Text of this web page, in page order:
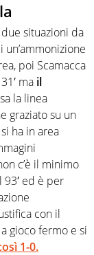
situazioni da
un’ammonizione
poi Scamacca
ma il
la linea
graziato su un
ha in area
c’è il minimo
93′ ed è per
con il
gioco fermo e si
1-0.